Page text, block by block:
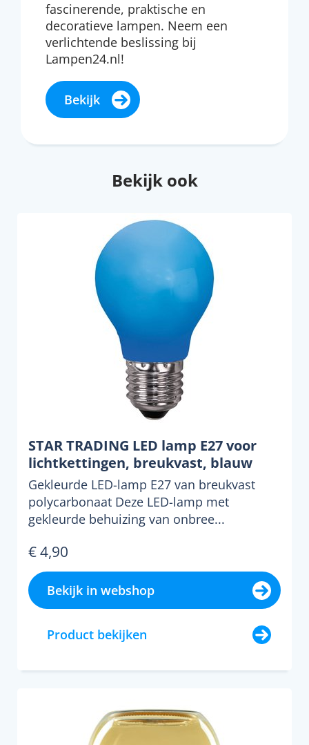
fascinerende, praktische en
decoratieve lampen. Neem een
verlichtende beslissing bij
Lampen24.nl!
Bekijk
Bekijk ook
STAR TRADING LED lamp E27 voor
lichtkettingen, breukvast, blauw
Gekleurde LED-lamp E27 van breukvast
polycarbonaat Deze LED-lamp met
gekleurde behuizing van onbree...
€ 4,90
Bekijk in webshop
Product bekijken